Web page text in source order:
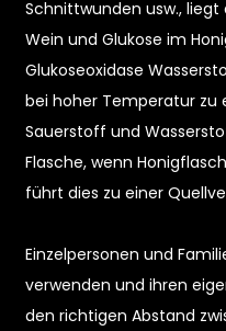
Schnittwunden usw., liegt
Wein und Glukose im
Glukoseoxidase
bei hoher Temperatur zu
Sauerstoff und
Flasche, wenn
führt dies zu einer
Einzelpersonen und
verwenden und ihren
den richtigen Abstand